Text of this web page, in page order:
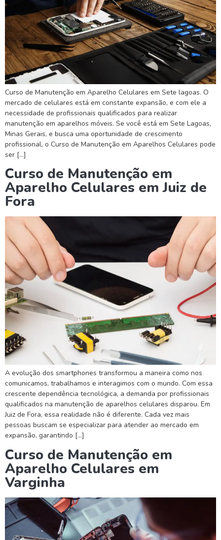
Curso de Manutenção em Aparelho Celulares em Sete lagoas. O
mercado de celulares está em constante expansão, e com ele a
necessidade de profissionais qualificados para realizar
manutenção em aparelhos móveis. Se você está em Sete Lagoas,
Minas Gerais, e busca uma oportunidade de crescimento
profissional, o Curso de Manutenção em Aparelhos Celulares pode
ser […]
Curso de Manutenção em
Aparelho Celulares em Juiz de
Fora
A evolução dos smartphones transformou a maneira como nos
comunicamos, trabalhamos e interagimos com o mundo. Com essa
crescente dependência tecnológica, a demanda por profissionais
qualificados na manutenção de aparelhos celulares disparou. Em
Juiz de Fora, essa realidade não é diferente. Cada vez mais
pessoas buscam se especializar para atender ao mercado em
expansão, garantindo […]
Curso de Manutenção em
Aparelho Celulares em
Varginha